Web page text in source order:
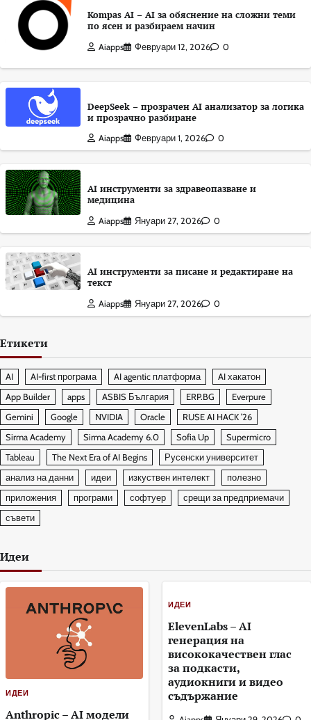
Kompas AI – AI за обяснение на сложни теми
по ясен и разбираем начин
Aiapps Февруари 12, 2026 0
DeepSeek – прозрачен AI анализатор за логика
и прозрачно разбиране
Aiapps Февруари 1, 2026 0
AI инструменти за здравеопазване и
медицина
Aiapps Януари 27, 2026 0
AI инструменти за писане и редактиране на
текст
Aiapps Януари 27, 2026 0
Етикети
AI AI-first програма AI agentic платформа
AI хакатон
App Builder
apps ASBIS България ERP.BG
Everpure
Gemini
Google NVIDIA Oracle
RUSE AI HACK ’26
Sirma Academy
Sirma Academy 6.0 Sofia Up
Supermicro
Tableau
The Next Era of AI Begins
Русенски университет
анализ на данни
идеи изкуствен интелект
полезно
приложения
програми софтуер
срещи за предприемачи
съвети
Идеи
ИДЕИ
Anthropic – AI модели
ИДЕИ
ElevenLabs – AI
генерация на
висококачествен глас
за подкасти,
аудиокниги и видео
съдържание